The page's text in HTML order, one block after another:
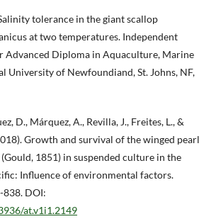
tolerance in the giant scallop
at two temperatures. Independent
Advanced Diploma in Aquaculture, Marine
University of Newfoundiand, St. Johns, NF,
D., Márquez, A., Revilla, J., Freites, L., &
Growth and survival of the winged pearl
1851) in suspended culture in the
Influence of environmental factors.
838. DOI:
at.v1i1.2149